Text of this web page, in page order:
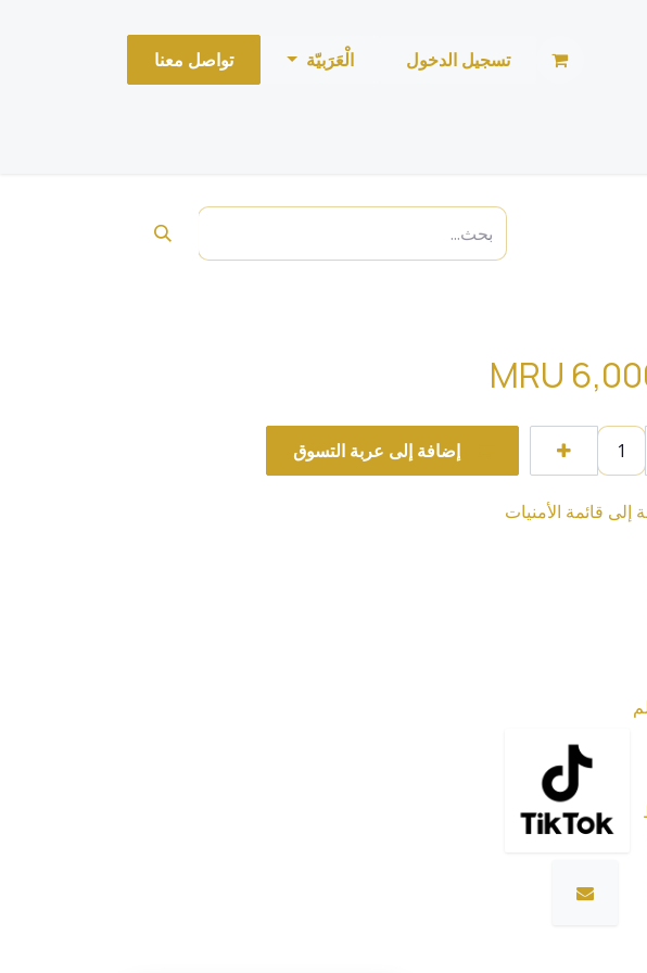
تسجيل الدخول الْعَرَبيّة تواصل معنا
إضافة إلى عربة التسوق